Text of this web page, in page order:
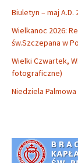
Biuletyn – maj A.D.
Wielkanoc 2026:
św.Szczepana w
Wielki Czwartek,
fotograficzne)
Niedziela